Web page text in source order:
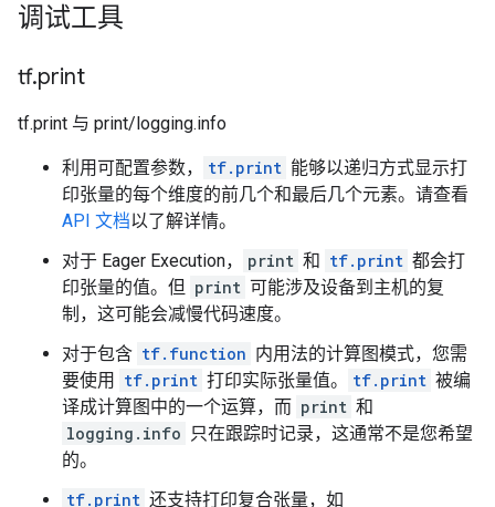
调试工具
tf.print
tf.print 与 print/logging.info
利用可配置参数， tf.print 能够以递归方式显示打
印张量的每个维度的前几个和最后几个元素。请查看
API 文档以了解详情。
对于 Eager Execution，
print 和 tf.print 都会打
印张量的值。但 print 可能涉及设备到主机的复
制，这可能会减慢代码速度。
对于包含 tf.function 内用法的计算图模式，您需
要使用
tf.print 打印实际张量值。 tf.print 被编
译成计算图中的一个运算，而 print 和
logging.info 只在跟踪时记录，这通常不是您希望
的。
tf.print 还支持打印复合张量，如